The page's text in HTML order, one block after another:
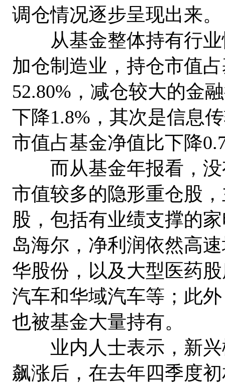
调仓情况逐步呈现出来。
从基金整体持有行业
加仓制造业，持仓市值
52.80%，减仓较大的金
下降1.8%，其次是信息
市值占基金净值比下降
而从基金年报看，没
市值较多的隐形重仓股
股，包括有业绩支撑的
岛海尔，净利润依然高
华股份，以及大型医药
汽车和华域汽车等；此
也被基金大量持有。
业内人士表示，新兴
飙涨后，在去年四季度